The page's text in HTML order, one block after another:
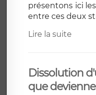
présentons ici
entre ces deux
Lire la suite
Dissolution
que